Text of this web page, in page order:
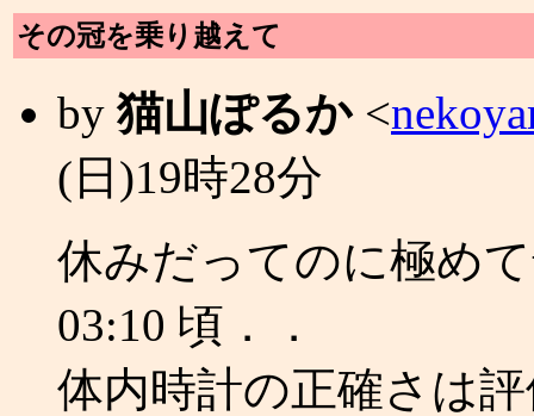
その冠を乗り越えて
by猫山ぽるか<
(日)19時28分
休みだってのに極め
03:10 頃．．
体内時計の正確さは